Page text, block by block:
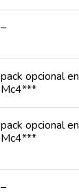
–
pack opcional en
Mc4***
pack opcional en
Mc4***
–